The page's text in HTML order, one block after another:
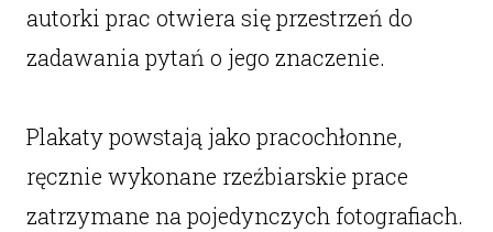
autorki prac otwiera się przestrzeń do
zadawania pytań o jego znaczenie.
Plakaty powstają jako pracochłonne,
ręcznie wykonane rzeźbiarskie prace
zatrzymane na pojedynczych fotografiach.